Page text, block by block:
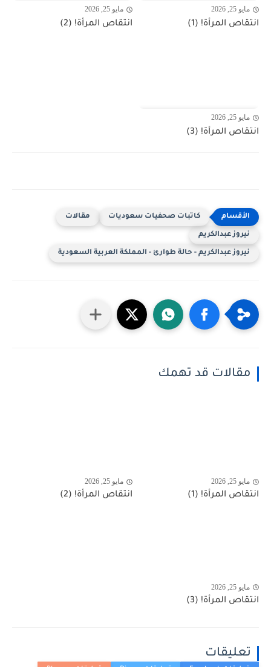
مايو 25, 2026
انتقاص المرأة! (1)
مايو 25, 2026
انتقاص المرأة! (2)
مايو 25, 2026
انتقاص المرأة! (3)
كاتبات صحفيات سعوديات مقالات
نيروز عبدالكريم
نيروز عبدالكريم - حالة طوارئ - المملكة العربية السعودية
مقالات قد تهمك
مايو 25, 2026
انتقاص المرأة! (1)
مايو 25, 2026
انتقاص المرأة! (2)
مايو 25, 2026
انتقاص المرأة! (3)
تعليقات